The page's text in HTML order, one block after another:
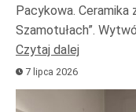
Pacykowa.
Szamotułach”.
Czytaj dalej
7 lipca 2026
Odtwarzacz